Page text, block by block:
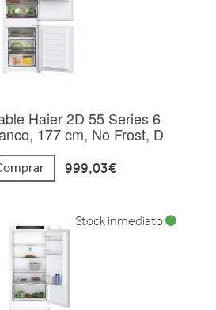
Haier 2D 55 Series 6
177 cm, No Frost, D
999,03€
Stock inmediato